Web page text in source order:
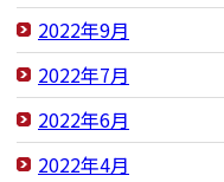
2022年9月
2022年7月
2022年6月
2022年4月